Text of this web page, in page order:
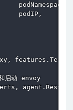
podNamespace,
podIP,
启动 envoy